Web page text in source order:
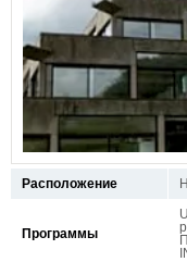
Расположение
Программы